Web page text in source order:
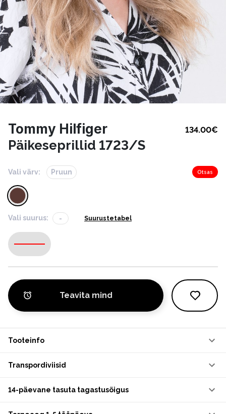
Tommy Hilfiger 134.00€
Päikeseprillid 1723/S
Vali värv: Pruun Otsas
Vali suurus: - Suurustetabel
-
Teavita mind
Tooteinfo
Transpordiviisid
14-päevane tasuta tagastusõigus